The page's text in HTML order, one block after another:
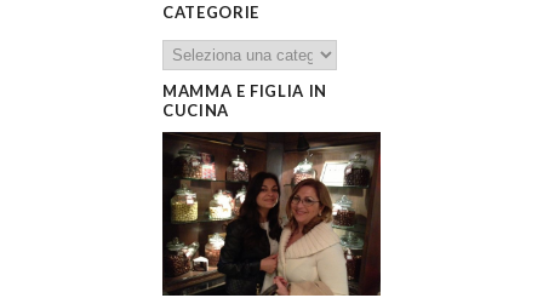
CATEGORIE
MAMMA E FIGLIA IN
CUCINA